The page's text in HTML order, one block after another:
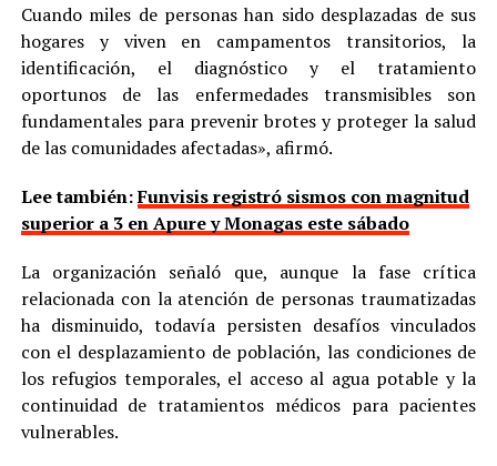
Cuando miles de personas han sido desplazadas de sus
hogares y viven en campamentos transitorios, la
identificación, el diagnóstico y el tratamiento
oportunos de las enfermedades transmisibles son
fundamentales para prevenir brotes y proteger la salud
de las comunidades afectadas», afirmó.
Lee también:Funvisis registró sismos con magnitud
superior a 3 en Apure y Monagas este sábado
La organización señaló que, aunque la fase crítica
relacionada con la atención de personas traumatizadas
ha disminuido, todavía persisten desafíos vinculados
con el desplazamiento de población, las condiciones de
los refugios temporales, el acceso al agua potable y la
continuidad de tratamientos médicos para pacientes
vulnerables.